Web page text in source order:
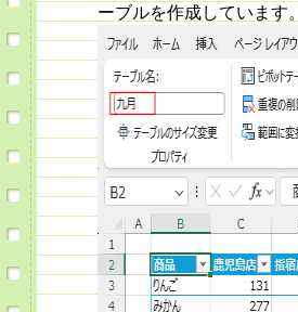
ーブルを作成しています。